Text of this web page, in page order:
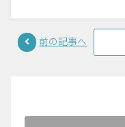
前の記事へ